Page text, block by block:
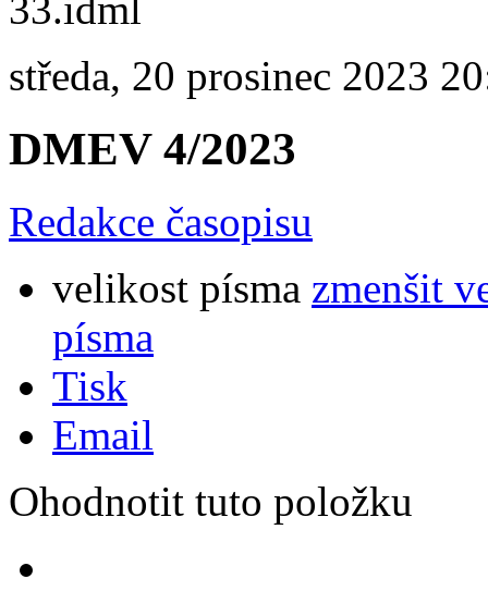
středa, 20 prosinec 2023
DMEV 4/2023
Redakce časopisu
velikost písma zmenšit
písma
Tisk
Email
Ohodnotit tuto položku